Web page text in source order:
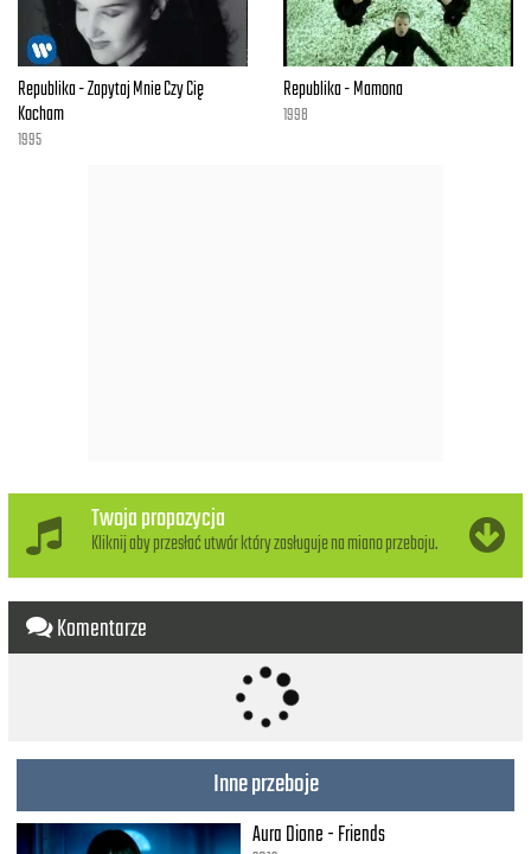
Odchodząc zabierz mnie x3
Proszę weź mnie też... x2
Republika - Zapytaj Mnie Czy Cię
Kocham
1995
Republika - Mamona
1998
Twoja propozycja
Kliknij aby przesłać utwór który zasługuje na miano przeboju.
Komentarze
Inne przeboje
Aura Dione - Friends